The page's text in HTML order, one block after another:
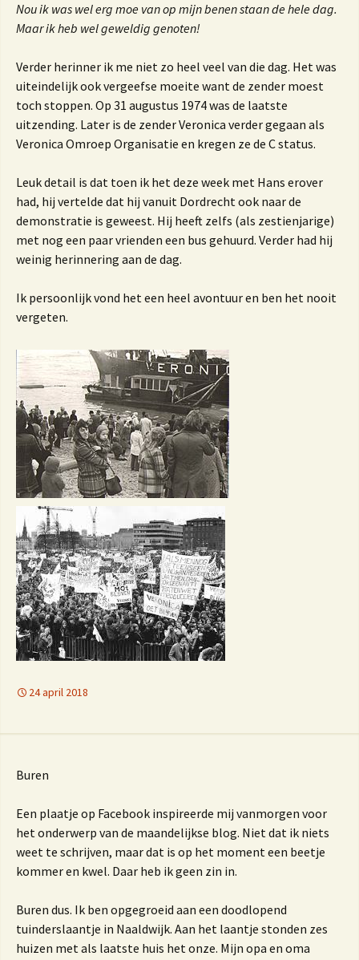
Nou ik was wel erg moe van op mijn benen staan de hele dag.
Maar ik heb wel geweldig genoten!
Verder herinner ik me niet zo heel veel van die dag. Het was
uiteindelijk ook vergeefse moeite want de zender moest
toch stoppen. Op 31 augustus 1974 was de laatste
uitzending. Later is de zender Veronica verder gegaan als
Veronica Omroep Organisatie en kregen ze de C status.
Leuk detail is dat toen ik het deze week met Hans erover
had, hij vertelde dat hij vanuit Dordrecht ook naar de
demonstratie is geweest. Hij heeft zelfs (als zestienjarige)
met nog een paar vrienden een bus gehuurd. Verder had hij
weinig herinnering aan de dag.
Ik persoonlijk vond het een heel avontuur en ben het nooit
vergeten.
24 april 2018
Buren
Een plaatje op Facebook inspireerde mij vanmorgen voor
het onderwerp van de maandelijkse blog. Niet dat ik niets
weet te schrijven, maar dat is op het moment een beetje
kommer en kwel. Daar heb ik geen zin in.
Buren dus. Ik ben opgegroeid aan een doodlopend
tuinderslaantje in Naaldwijk. Aan het laantje stonden zes
huizen met als laatste huis het onze. Mijn opa en oma